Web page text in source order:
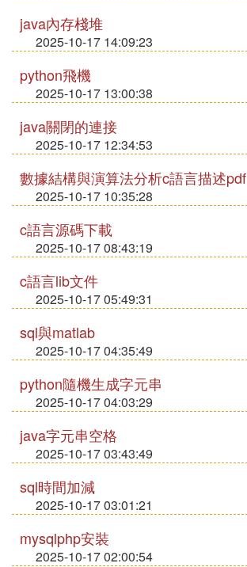
java內存棧堆
2025-10-17 14:09:23
python飛機
2025-10-17 13:00:38
java關閉的連接
2025-10-17 12:34:53
數據結構與演算法分析c語言描述pdf
2025-10-17 10:35:28
c語言源碼下載
2025-10-17 08:43:19
c語言lib文件
2025-10-17 05:49:31
sql與matlab
2025-10-17 04:35:49
python隨機生成字元串
2025-10-17 04:03:29
java字元串空格
2025-10-17 03:43:49
sql時間加減
2025-10-17 03:01:21
mysqlphp安裝
2025-10-17 02:00:54